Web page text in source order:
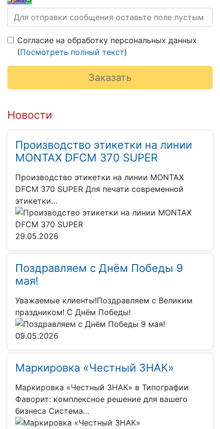
Согласие на обработку персональных данных
(Посмотреть полный текст)
Новости
Производство этикетки на линии
MONTAX DFCM 370 SUPER
Производство этикетки на линии MONTAX
DFCM 370 SUPER Для печати современной
этикетки…
29.05.2026
Поздравляем с Днём Победы 9
мая!
Уважаемые клиенты!Поздравляем с Великим
праздником! С Днём Победы!
09.05.2026
Маркировка «Честный ЗНАК»
Маркировка «Честный ЗНАК» в Типографии
Фаворит: комплексное решение для вашего
бизнеса Система…